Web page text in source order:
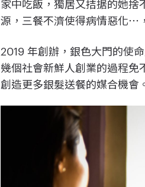
家中吃飯，獨居又拮据的她
源，三餐不濟使得病情惡化⋯
2019 年創辦，銀色大門的使
幾個社會新鮮人創業的過程
創造更多銀髮送餐的媒合機會